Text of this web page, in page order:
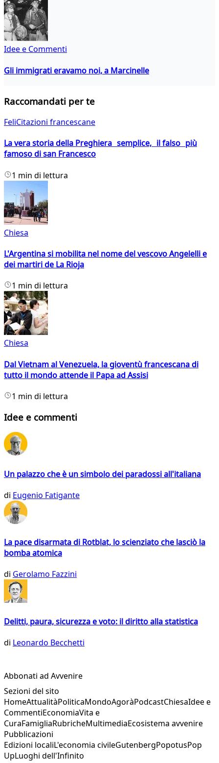
Idee e Commenti
Gli immigrati eravamo noi, a Marcinelle
Raccomandati per te
FeliCitazioni francescane
La vera storia della Preghiera semplice, il falso più
famoso di san Francesco
1 min di lettura
Chiesa
L'Argentina si mobilita nel nome del vescovo Angelelli e
dei martiri de La Rioja
1 min di lettura
Chiesa
Dal Vietnam al Venezuela, la gioventù francescana di
tutto il mondo attende il Papa ad Assisi
1 min di lettura
Idee e commenti
Un palazzo che è un simbolo dei paradossi all'italiana
di Eugenio Fatigante
La pace disarmata di Rotblat, lo scienziato che lasciò la
bomba atomica
di Gerolamo Fazzini
Delitti, paura, sicurezza e voto: il diritto alla statistica
di Leonardo Becchetti
Abbonati ad Avvenire
Sezioni del sito
HomeAttualitàPoliticaMondoAgoràPodcastChiesaIdee e
CommentiEconomiaVita e
CuraFamigliaRubricheMultimediaEcosistema avvenire
Pubblicazioni
Edizioni localiL'economia civileGutenbergPopotusPop
UpLuoghi dell'Infinito